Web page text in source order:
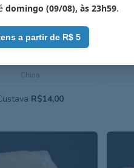
China
octaédrica verde-neón
/ balão - 1,5 cm
R$14,00
domingo (09/08), às 23h59.
a partir de R$ 5